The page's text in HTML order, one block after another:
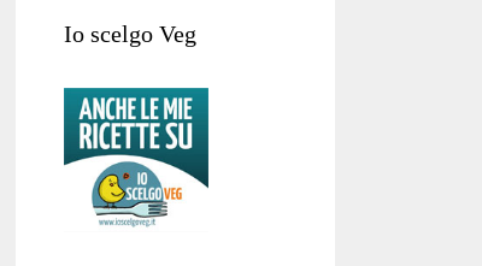
Io scelgo Veg